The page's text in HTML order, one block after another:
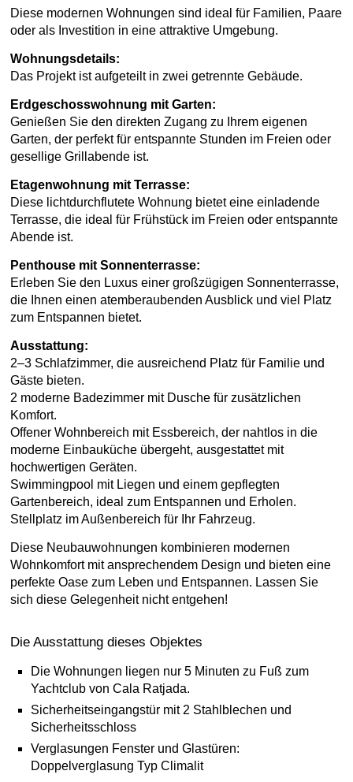
Diese modernen Wohnungen sind ideal für Familien, Paare
oder als Investition in eine attraktive Umgebung.
Wohnungsdetails:
Das Projekt ist aufgeteilt in zwei getrennte Gebäude.
Erdgeschosswohnung mit Garten:
Genießen Sie den direkten Zugang zu Ihrem eigenen
Garten, der perfekt für entspannte Stunden im Freien oder
gesellige Grillabende ist.
Etagenwohnung mit Terrasse:
Diese lichtdurchflutete Wohnung bietet eine einladende
Terrasse, die ideal für Frühstück im Freien oder entspannte
Abende ist.
Penthouse mit Sonnenterrasse:
Erleben Sie den Luxus einer großzügigen Sonnenterrasse,
die Ihnen einen atemberaubenden Ausblick und viel Platz
zum Entspannen bietet.
Ausstattung:
2–3 Schlafzimmer, die ausreichend Platz für Familie und
Gäste bieten.
2 moderne Badezimmer mit Dusche für zusätzlichen
Komfort.
Offener Wohnbereich mit Essbereich, der nahtlos in die
moderne Einbauküche übergeht, ausgestattet mit
hochwertigen Geräten.
Swimmingpool mit Liegen und einem gepflegten
Gartenbereich, ideal zum Entspannen und Erholen.
Stellplatz im Außenbereich für Ihr Fahrzeug.
Diese Neubauwohnungen kombinieren modernen
Wohnkomfort mit ansprechendem Design und bieten eine
perfekte Oase zum Leben und Entspannen. Lassen Sie
sich diese Gelegenheit nicht entgehen!
Die Ausstattung dieses Objektes
Die Wohnungen liegen nur 5 Minuten zu Fuß zum
Yachtclub von Cala Ratjada.
Sicherheitseingangstür mit 2 Stahlblechen und
Sicherheitsschloss
Verglasungen Fenster und Glastüren:
Doppelverglasung Typ Climalit